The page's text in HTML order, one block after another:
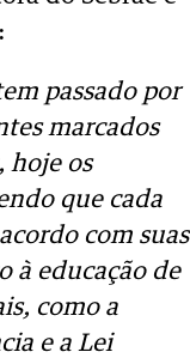
passado por
marcados
hoje os
que cada
com suas
à educação de
como a
e a Lei